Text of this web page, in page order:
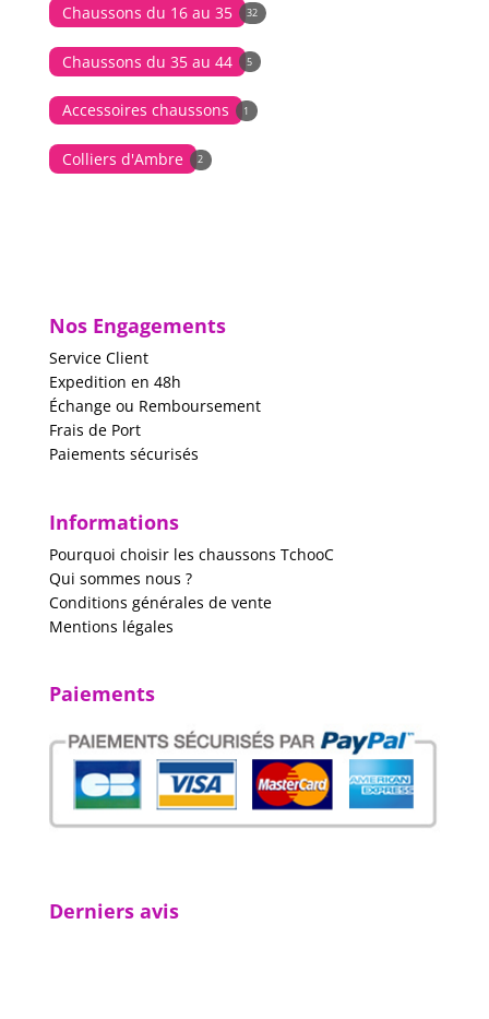
Chaussons du 16 au 35 32
Chaussons du 35 au 44 5
Accessoires chaussons 1
Colliers d'Ambre 2
Nos Engagements
Service Client
Expedition en 48h
Échange ou Remboursement
Frais de Port
Paiements sécurisés
Informations
Pourquoi choisir les chaussons TchooC
Qui sommes nous ?
Conditions générales de vente
Mentions légales
Paiements
Derniers avis